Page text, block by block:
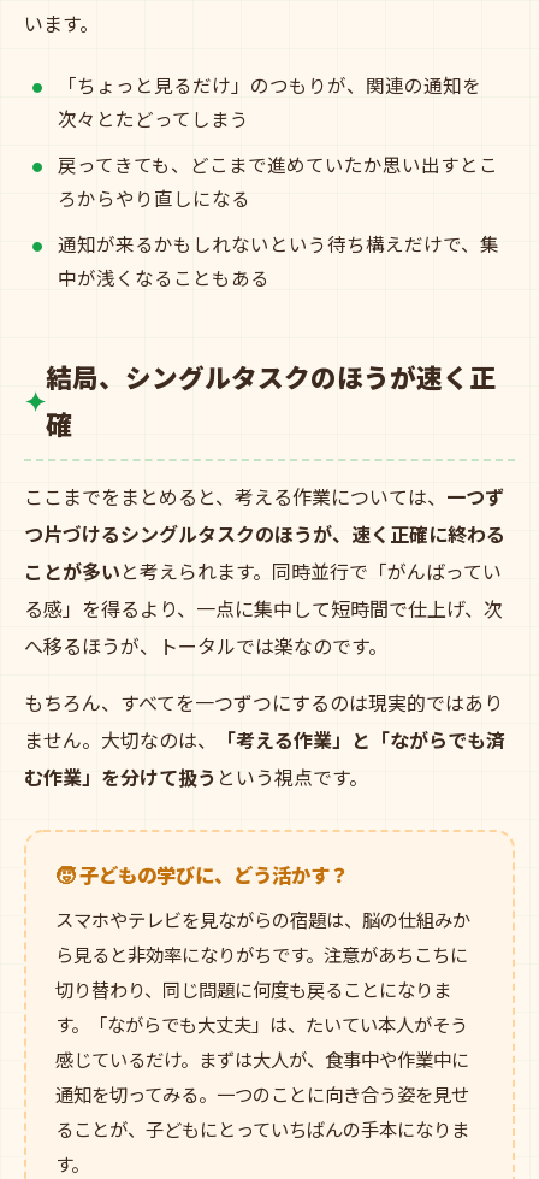
います。
「ちょっと見るだけ」のつもりが、関連の通知を
次々とたどってしまう
戻ってきても、どこまで進めていたか思い出すとこ
ろからやり直しになる
通知が来るかもしれないという待ち構えだけで、集
中が浅くなることもある
結局、シングルタスクのほうが速く正
確
ここまでをまとめると、考える作業については、 一つず
つ片づけるシングルタスクのほうが、速く正確に終わる
ことが多いと考えられます。同時並行で「がんばってい
る感」を得るより、一点に集中して短時間で仕上げ、次
へ移るほうが、トータルでは楽なのです。
もちろん、すべてを一つずつにするのは現実的ではあり
ません。大切なのは、
「考える作業」と「ながらでも済
む作業」を分けて扱う という視点です。
🧒 子どもの学びに、どう活かす？
スマホやテレビを見ながらの宿題は、脳の仕組みか
ら見ると非効率になりがちです。注意があちこちに
切り替わり、同じ問題に何度も戻ることになりま
す。「ながらでも大丈夫」は、たいてい本人がそう
感じているだけ。まずは大人が、食事中や作業中に
通知を切ってみる。一つのことに向き合う姿を見せ
ることが、子どもにとっていちばんの手本になりま
す。